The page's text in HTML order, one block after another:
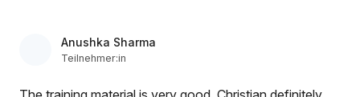
Anushka Sharma
Teilnehmer:in